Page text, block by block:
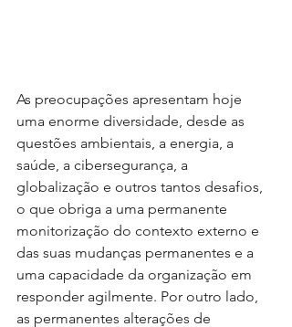
As preocupações apresentam hoje
uma enorme diversidade, desde as
questões ambientais, a energia, a
saúde, a cibersegurança, a
globalização e outros tantos desafios,
o que obriga a uma permanente
monitorização do contexto externo e
das suas mudanças permanentes e a
uma capacidade da organização em
responder agilmente. Por outro lado,
as permanentes alterações de